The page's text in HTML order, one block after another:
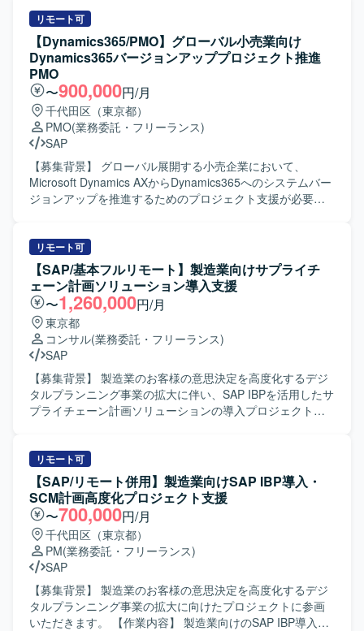
画検討の経験を深めていただけます。業務遂行責任者とし
て裁量を持って動くことができるため、PM／PMOや上流工
程のスキルをさらに強化したい方にとって、キャリア形成
上も大きな経験となるポジションです。 【開発環境】 本案
件は主に基礎検討および要件整理フェーズの業務となるた
め、特定の技術スタックよりも業務知見と上流工程スキル
が重視される環境となります。
いただきます。利用者増加に伴う手続負荷の軽減と業務効
率化を目的としたシステムの開発を進めていただきます。
具体的には、担当機能の開発推進、進捗・課題・リスク管
理、仕様整理や不明点の確認、論点整理、元請への報告、
関係者調整、他チームや関連部署との横断調整、各種資料
作成などを行っていただきます。 【求める人物像】 複数部
門・複数組織が関わる大規模案件の中で、主体的に論点を
整理しながら関係者と円滑にコミュニケーションを取り、
自走してプロジェクトを推進できる方を求めております。
また、業務システム開発における一連の工程を理解し、ド
キュメント作成を通じて情報をわかりやすく整理できる方
が望ましいです。 【ポジションの魅力】 省庁向けの大規模
るシステム開発の中核を担えるため、上流からのプロジェ
クトマネジメント経験を積むことができます。複数本部に
よる合同開発体制のもとで、横断的な調整力やマネジメン
トスキルを高められる環境です。 【開発環境】 Flutter、
Java、TypeScript、SpringBoot、PostgreSQL、React、
AWS などを用いた環境での開発となります。
リモート可
【Dynamics365/PMO】グローバル小売業向け
Dynamics365バージョンアッププロジェクト推進
PMO
〜900,000円/月
千代田区（東京都）
PMO(業務委託・フリーランス)
SAP
【募集背景】 グローバル展開する小売企業において、
Microsoft Dynamics AXからDynamics365へのシステムバー
ジョンアップを推進するためのプロジェクト支援が必要と
Dynamics365へのシステムバージョンアッププロジェクト
推進をご担当いただきます。 複数国で並行して進行するプ
ロジェクトにおいて、実行ベンダーの管理や各国事業部門
との連携調整を行い、発生する課題の解決を主導していた
だきます。 クライアントIT部門の一員としてプロジェクト
全体の統括と推進を担い、課題管理チケットの処理や進捗
管理を通じてプロジェクトを円滑に進行させるための支援
を行っていただきます。 【求める人物像】 関係者を巻き込
みながら主体的にプロジェクトを推進できる方を求めてお
ります。 【ポジションの魅力】 グローバルに展開する小売
企業の大規模ERPバージョンアッププロジェクトに参画
Microsoft Dynamics AX、Microsoft Dynamics365を中心と
したERP環境でのプロジェクトとなります。
リモート可
【SAP/基本フルリモート】製造業向けサプライチ
ェーン計画ソリューション導入支援
〜1,260,000円/月
東京都
コンサル(業務委託・フリーランス)
SAP
【募集背景】 製造業のお客様の意思決定を高度化するデジ
タルプランニング事業の拡大に伴い、SAP IBPを活用したサ
プライチェーン計画ソリューションの導入プロジェクトを
（S&OP）の立案から実行までの最適化支援を行っていただ
きます。 組立/プロセス製造業におけるサプライチェーン計
画（PSI）の業務分析を実施し、監視・計画要件の定義など
の上流工程を担当していただきます。 クライアントの現場
担当者やステークホルダーとの要件調整を行い、リレーシ
ョンを構築していただきます。 単独でのプロジェクト推
進、または3〜4名規模のチームを主導していただきます。
【求める人物像】 高度な専門性と主体性を持ってプロジェ
クトを強力に牽引していただける方を求めています。 現場
のメンバーやお客様を巻き込んで、裁量を持って主体的に
動ける方を求めています。 【ポジションの魅力】 製造業向
リモート可
【SAP/リモート併用】製造業向けSAP IBP導入・
SCM計画高度化プロジェクト支援
〜700,000円/月
千代田区（東京都）
PM(業務委託・フリーランス)
SAP
【募集背景】 製造業のお客様の意思決定を高度化するデジ
タルプランニング事業の拡大に向けたプロジェクトに参画
いただきます。 【作業内容】 製造業向けのSAP IBP導入お